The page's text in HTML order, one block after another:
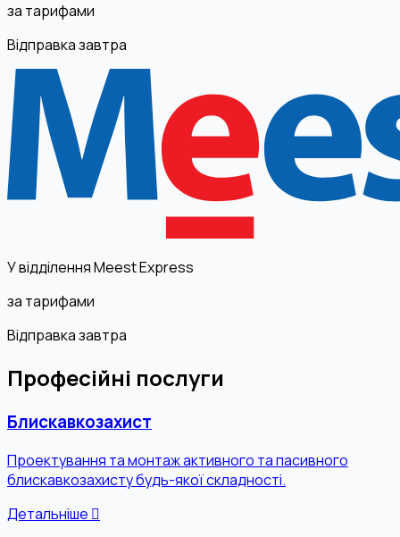
за тарифами
Відправка завтра
У відділення Meest Express
за тарифами
Відправка завтра
Професійні послуги
Блискавкозахист
Проектування та монтаж активного та пасивного
блискавкозахисту будь-якої складності.
Детальніше